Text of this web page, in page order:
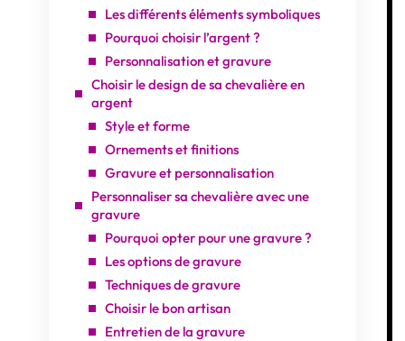
Les différents éléments symboliques
Pourquoi choisir l’argent ?
Personnalisation et gravure
Choisir le design de sa chevalière en
argent
Style et forme
Ornements et finitions
Gravure et personnalisation
Personnaliser sa chevalière avec une
gravure
Pourquoi opter pour une gravure ?
Les options de gravure
Techniques de gravure
Choisir le bon artisan
Entretien de la gravure